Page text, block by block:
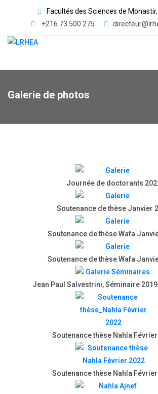
Facultés des Sciences de
+216 73 500 275
Galerie de photos
Journée de doctorants
Soutenance de thèse Janvier
Soutenance de thèse Wafa
Soutenance de thèse Wafa
Jean Paul Salvestrini, Séminaire
Soutenance thèse Nahla
Soutenance thèse Nahla